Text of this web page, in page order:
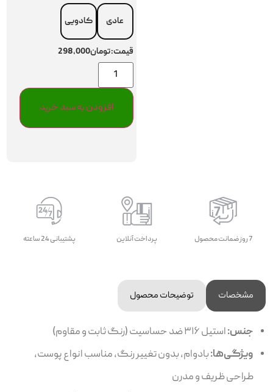
عادی کادویی
قیمت:تومان298,000
افزودن به سبد خرید
7 روز ضمانت محصول پرداخت آنلاین پشتیبانی 24 ساعته
مشخصات توضیحات محصول
جنس:استیل ۳۱۶ ضد حساسیت (رنگ ثابت و مقاوم)
ویژگی‌ها:بادوام، بدون تغییر رنگ، مناسب انواع پوست،
طراحی ظریف و مدرن